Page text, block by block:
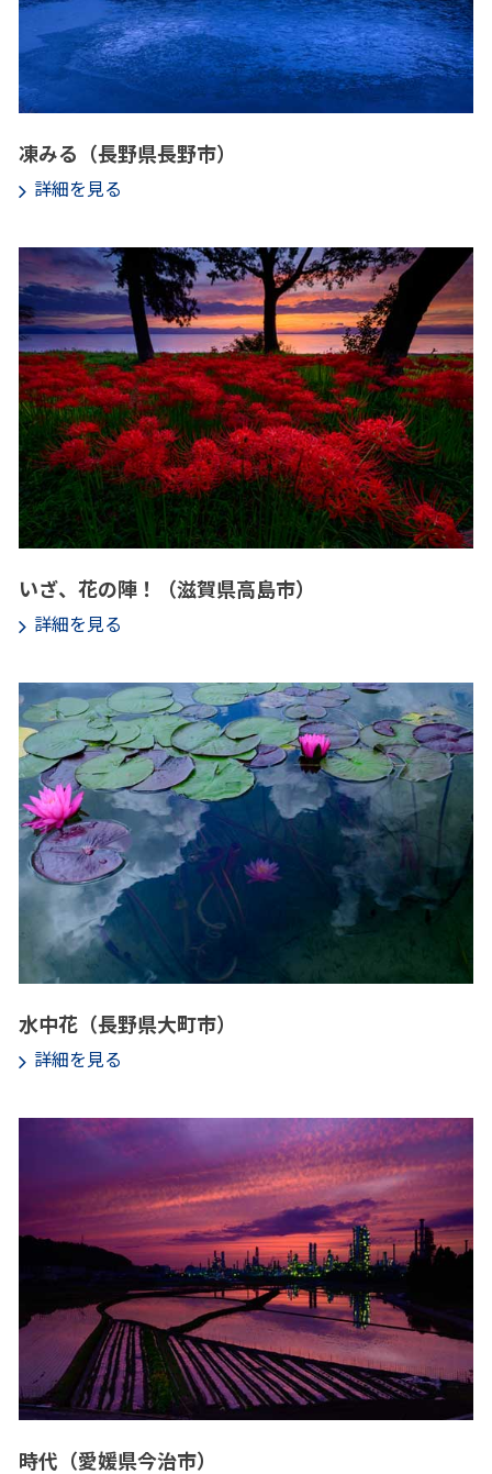
凍みる（長野県長野市）
詳細を見る
いざ、花の陣！（滋賀県高島市）
詳細を見る
水中花（長野県大町市）
詳細を見る
時代（愛媛県今治市）